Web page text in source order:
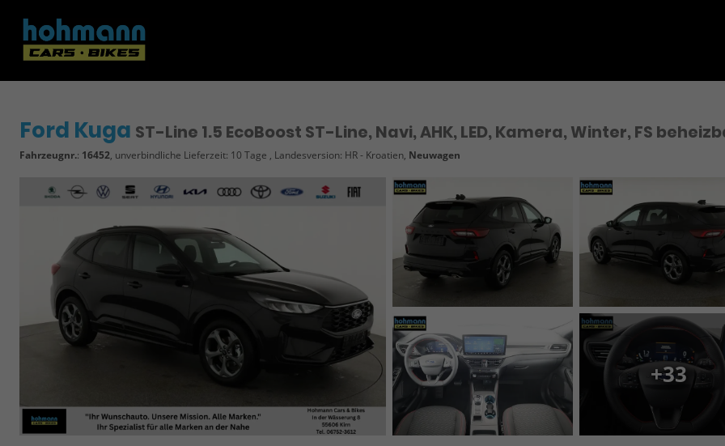
Ford Kuga ST-Line 1.5 EcoBoost ST-Line, Navi, AHK, LED, Kamera, Winter, FS
Fahrzeugnr.: 16452, unverbindliche Lieferzeit: 10 Tage , Landesversion: HR - Kroatien, Neuwagen
+33